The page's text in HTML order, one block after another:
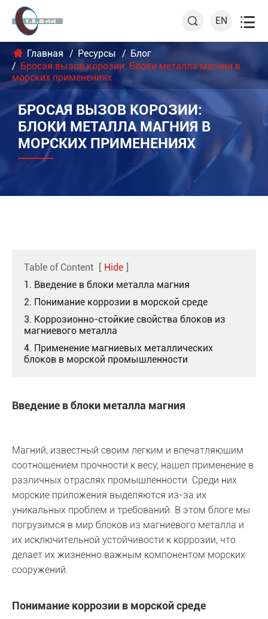
 EN 
Главная Ресурсы
Блог
Бросая вызов корозии: Блоки металла магния в
морских применениях
БРОСАЯ ВЫЗОВ КОРОЗИИ:
БЛОКИ МЕТАЛЛА МАГНИЯ В
МОРСКИХ ПРИМЕНЕНИЯХ
Table of Content [ Hide ]
1. Введение в блоки металла магния
2. Понимание коррозии в морской среде
3. Коррозионно-стойкие свойства блоков из
магниевого металла
4. Применение магниевых металлических
блоков в морской промышленности
Введение в блоки металла магния
Магний, известный своим легким и впечатляющим
соотношением прочности к весу, нашел применение в
различных отраслях промышленности. Среди них
морские приложения выделяются из-за их
уникальных проблем и требований. В этом блоге мы
погрузимся в мир блоков из магниевого металла и
их исключительной устойчивости к коррозии, что
делает их жизненно важным компонентом морских
сооружений.
Понимание коррозии в морской среде